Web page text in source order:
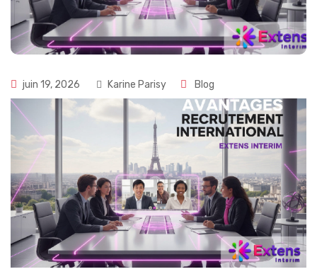
juin 19, 2026 Karine Parisy Blog